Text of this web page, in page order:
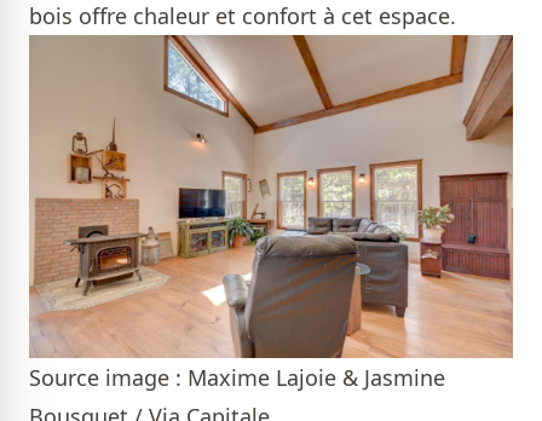
bois offre chaleur et confort à cet espace.
Source image : Maxime Lajoie & Jasmine